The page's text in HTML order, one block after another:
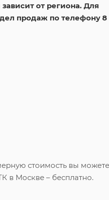
от региона. Для
продаж по телефону 8
стоимость вы можете
в Москве – бесплатно.